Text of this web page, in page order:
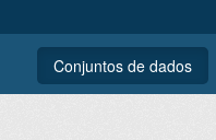
Conjuntos de dados